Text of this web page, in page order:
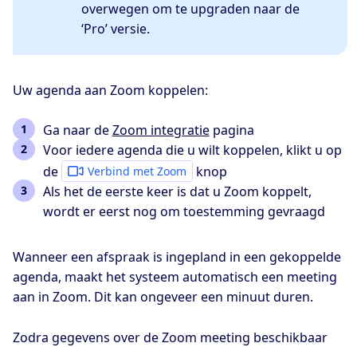
overwegen om te upgraden naar de
‘Pro’ versie.
Uw agenda aan Zoom koppelen:
Ga naar deZoom integratiepagina
Voor iedere agenda die u wilt koppelen, klikt u op
de
Verbind met Zoom
knop
Als het de eerste keer is dat u Zoom koppelt,
wordt er eerst nog om toestemming gevraagd
Wanneer een afspraak is ingepland in een gekoppelde
agenda, maakt het systeem automatisch een meeting
aan in Zoom. Dit kan ongeveer een minuut duren.
Zodra gegevens over de Zoom meeting beschikbaar